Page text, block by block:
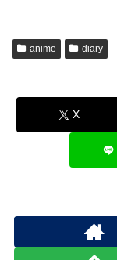
anime diary
X